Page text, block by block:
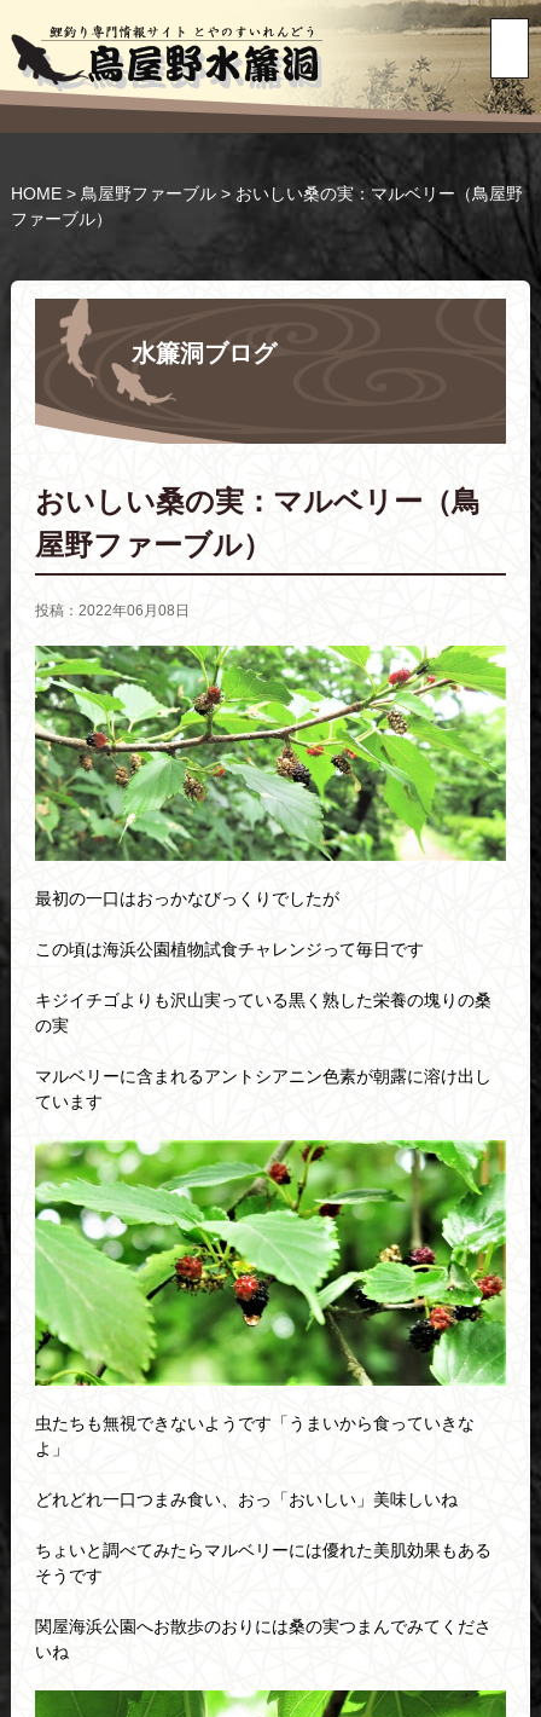
HOME> 鳥屋野ファーブル> おいしい桑の実：マルベリー（鳥屋野
ファーブル）
水簾洞ブログ
おいしい桑の実：マルベリー（鳥
屋野ファーブル）
投稿：2022年06月08日
最初の一口はおっかなびっくりでしたが
この頃は海浜公園植物試食チャレンジって毎日です
キジイチゴよりも沢山実っている黒く熟した栄養の塊りの桑
の実
マルベリーに含まれるアントシアニン色素が朝露に溶け出し
ています
虫たちも無視できないようです「うまいから食っていきな
よ」
どれどれ一口つまみ食い、おっ「おいしい」美味しいね
ちょいと調べてみたらマルベリーには優れた美肌効果もある
そうです
関屋海浜公園へお散歩のおりには桑の実つまんでみてくださ
いね